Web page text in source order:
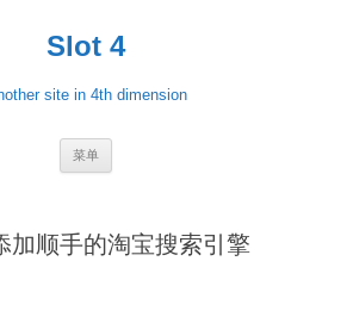
Slot 4
site in 4th dimension
菜单
加顺手的淘宝搜索引擎